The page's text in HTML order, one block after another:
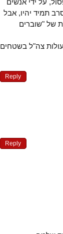
על ידי אנשים
תמיד יהיו, אבל
של "שוברים
צה"ל בשטחים
Reply
Reply